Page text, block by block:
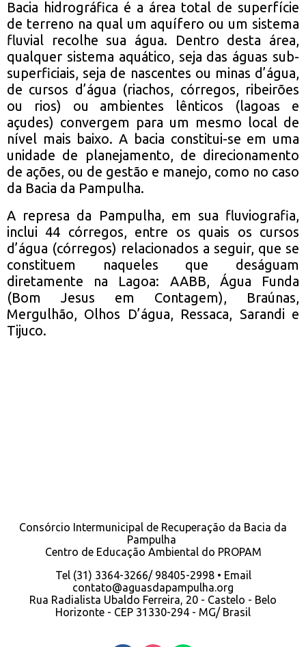
Bacia hidrográfica é a área total de superfície
de terreno na qual um aquífero ou um sistema
fluvial recolhe sua água. Dentro desta área,
qualquer sistema aquático, seja das águas sub-
superficiais, seja de nascentes ou minas d’água,
de cursos d’água (riachos, córregos, ribeirões
ou rios) ou ambientes lênticos (lagoas e
açudes) convergem para um mesmo local de
nível mais baixo. A bacia constitui-se em uma
unidade de planejamento, de direcionamento
de ações, ou de gestão e manejo, como no caso
da Bacia da Pampulha.
A represa da Pampulha, em sua fluviografia,
inclui 44 córregos, entre os quais os cursos
d’água (córregos) relacionados a seguir, que se
constituem naqueles que deságuam
diretamente na Lagoa: AABB, Água Funda
(Bom Jesus em Contagem), Braúnas,
Mergulhão, Olhos D’água, Ressaca, Sarandi e
Tijuco.
Consórcio Intermunicipal de Recuperação da Bacia da
Pampulha
Centro de Educação Ambiental do PROPAM
Tel (31) 3364-3266/ 98405-2998 • Email
contato@aguasdapampulha.org
Rua Radialista Ubaldo Ferreira, 20 - Castelo - Belo
Horizonte - CEP 31330-294 - MG/ Brasil